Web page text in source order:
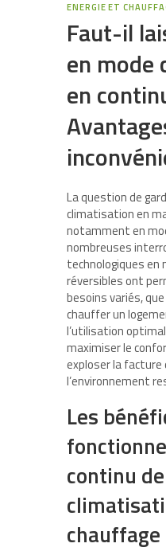
ENERGIE ET
Faut-il
en mode
en
La question de
climatisation en
notamment en
nombreuses
technologiques
réversibles ont
besoins variés,
chauffer un
l’utilisation
maximiser le
exploser la facture
l’environnement
Les
continu
chauffage